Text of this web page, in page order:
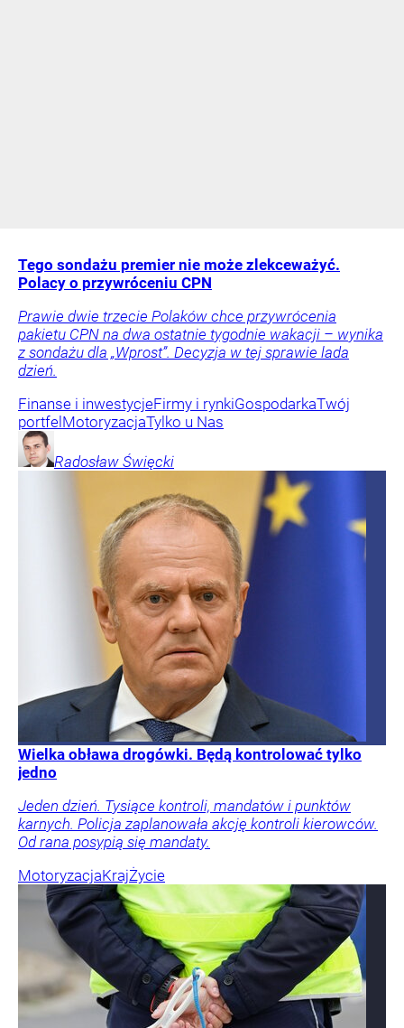
Tego sondażu premier nie może zlekceważyć.
Polacy o przywróceniu CPN
Prawie dwie trzecie Polaków chce przywrócenia
pakietu CPN na dwa ostatnie tygodnie wakacji – wynika
z sondażu dla „Wprost”. Decyzja w tej sprawie lada
dzień.
Finanse i inwestycjeFirmy i rynkiGospodarkaTwój
portfelMotoryzacjaTylko u Nas
Radosław Święcki
Wielka obława drogówki. Będą kontrolować tylko
jedno
Jeden dzień. Tysiące kontroli, mandatów i punktów
karnych. Policja zaplanowała akcję kontroli kierowców.
Od rana posypią się mandaty.
MotoryzacjaKrajŻycie